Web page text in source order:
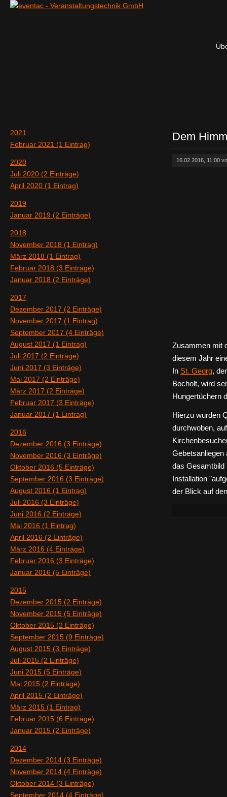
2021
Februar 2021 (1 Eintrag)
2020
Juli 2020 (2 Einträge)
April 2020 (1 Eintrag)
2019
Januar 2019 (2 Einträge)
2018
November 2018 (1 Eintrag)
März 2018 (1 Eintrag)
Februar 2018 (3 Einträge)
Januar 2018 (2 Einträge)
2017
Dezember 2017 (2 Einträge)
November 2017 (1 Eintrag)
September 2017 (4 Einträge)
August 2017 (1 Eintrag)
Juli 2017 (2 Einträge)
Juni 2017 (3 Einträge)
Mai 2017 (2 Einträge)
März 2017 (2 Einträge)
Februar 2017 (3 Einträge)
Januar 2017 (1 Eintrag)
2016
Dezember 2016 (3 Einträge)
November 2016 (3 Einträge)
Oktober 2016 (5 Einträge)
September 2016 (3 Einträge)
August 2016 (1 Eintrag)
Juli 2016 (3 Einträge)
Juni 2016 (2 Einträge)
Mai 2016 (1 Eintrag)
April 2016 (2 Einträge)
März 2016 (4 Einträge)
Februar 2016 (3 Einträge)
Januar 2016 (5 Einträge)
2015
Dezember 2015 (2 Einträge)
November 2015 (5 Einträge)
Oktober 2015 (2 Einträge)
September 2015 (9 Einträge)
August 2015 (3 Einträge)
Juli 2015 (2 Einträge)
Juni 2015 (5 Einträge)
Mai 2015 (2 Einträge)
April 2015 (2 Einträge)
März 2015 (1 Eintrag)
Februar 2015 (6 Einträge)
Januar 2015 (2 Einträge)
2014
Dezember 2014 (3 Einträge)
November 2014 (4 Einträge)
Oktober 2014 (3 Einträge)
September 2014 (4 Einträge)
Dem
16.02.2016, 11:00
Zusammen mit
diesem Jahr
In St. Georg,
Bocholt, wird
Hungertüchern
Hierzu wurden
durchwoben,
Gebetsanliegen
das Gesamtbild
Installation
der Blick auf